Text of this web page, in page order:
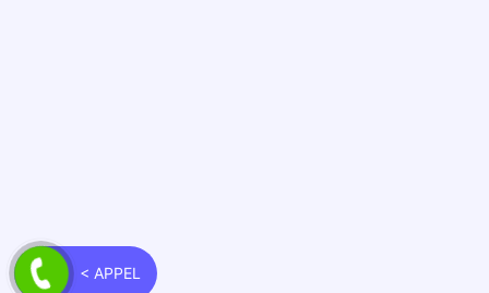
< APPEL